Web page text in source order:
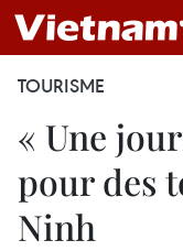
TOURISME
« Une
pour des
Ninh